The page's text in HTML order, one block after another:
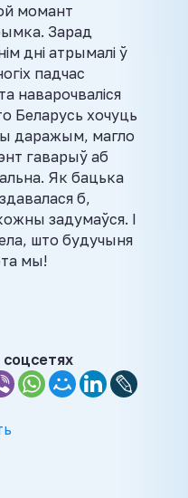
момант
Зарад
дні атрымалі ў
падчас
наварочваліся
Беларусь хочуць
даражым, магло
гаварыў аб
Як бацька
б,
задумаўся. І
што будучыня
мы!